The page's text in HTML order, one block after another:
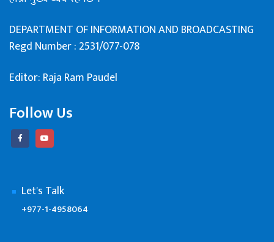
DEPARTMENT OF INFORMATION AND BROADCASTING
Regd Number : 2531/077-078
Editor: Raja Ram Paudel
Follow Us
Let's Talk
+977-1-4958064